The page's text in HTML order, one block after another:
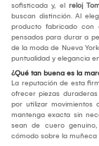
sofisticada y, el reloj
buscan distinción. Al
producto fabricado con
pensados para durar a
de la moda de Nueva
puntualidad y elegancia
¿Qué tan buena es la
La reputación de esta
ofrecer piezas
por utilizar movimientos
mantenga exacta sin
sean de cuero
cómodo sobre la muñeca